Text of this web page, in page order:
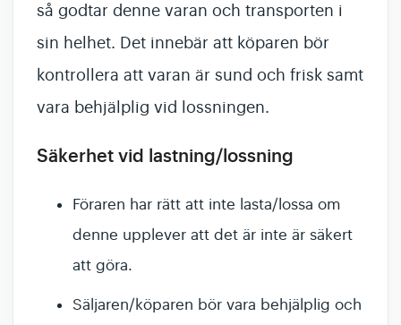
så godtar denne varan och transporten i
sin helhet. Det innebär att köparen bör
kontrollera att varan är sund och frisk samt
vara behjälplig vid lossningen.
Säkerhet vid lastning/lossning
Föraren har rätt att inte lasta/lossa om
denne upplever att det är inte är säkert
att göra.
Säljaren/köparen bör vara behjälplig och